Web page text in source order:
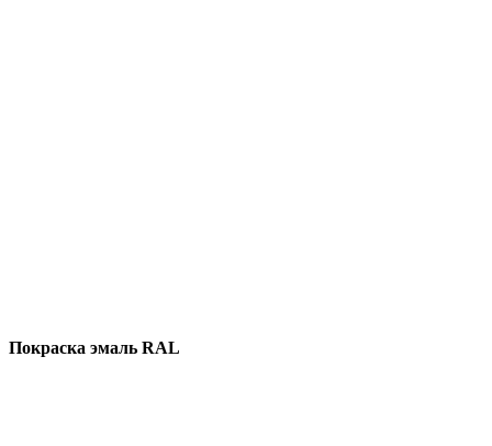
Покраска эмаль RAL